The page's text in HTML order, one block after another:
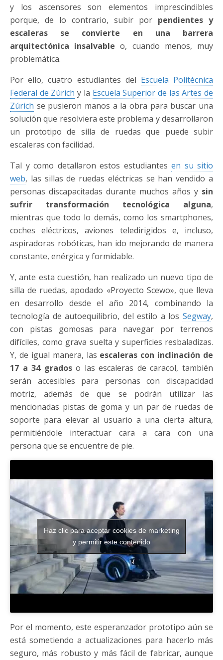
y los ascensores son elementos imprescindibles
porque, de lo contrario, subir por pendientes y
escaleras se convierte en una barrera
arquitectónica insalvable o, cuando menos, muy
problemática.
Por ello, cuatro estudiantes del Escuela Politécnica
Federal de Zúrich y la Escuela Superior de las Artes de
Zúrich se pusieron manos a la obra para buscar una
solución que resolviera este problema y desarrollaron
un prototipo de silla de ruedas que puede subir
escaleras con facilidad.
Tal y como detallaron estos estudiantes en su sitio
web, las sillas de ruedas eléctricas se han vendido a
personas discapacitadas durante muchos años y sin
sufrir transformación tecnológica alguna,
mientras que todo lo demás, como los smartphones,
coches eléctricos, aviones teledirigidos e, incluso,
aspiradoras robóticas, han ido mejorando de manera
constante, enérgica y formidable.
Y, ante esta cuestión, han realizado un nuevo tipo de
silla de ruedas, apodado «Proyecto Scewo», que lleva
en desarrollo desde el año 2014, combinando la
tecnología de autoequilibrio, del estilo a los Segway,
con pistas gomosas para navegar por terrenos
difíciles, como grava suelta y superficies resbaladizas.
Y, de igual manera, las escaleras con inclinación de
17 a 34 gradoso las escaleras de caracol, también
serán accesibles para personas con discapacidad
motriz, además de que se podrán utilizar las
mencionadas pistas de goma y un par de ruedas de
soporte para elevar al usuario a una cierta altura,
permitiéndole interactuar cara a cara con una
persona que se encuentre de pie.
Haz clic para aceptar cookies de marketing
y permitir este contenido
Por el momento, este esperanzador prototipo aún se
está sometiendo a actualizaciones para hacerlo más
seguro, más robusto y más fácil de fabricar, aunque